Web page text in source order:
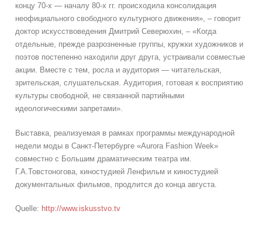
концу 70-х — началу 80-х гг. происходила консолидация
неофициального свободного культурного движения», – говорит
доктор искусствоведения Дмитрий Северюхин, – «Когда
отдельные, прежде разрозненные группы, кружки художников и
поэтов постепенно находили друг друга, устраивали совместые
акции. Вместе с тем, росла и аудитория — читательская,
зрительская, слушательская. Аудитория, готовая к восприятию
культуры свободной, не связанной партийными
идеологическими запретами».
Выставка, реализуемая в рамках программы международной
недели моды в Санкт-Петербурге «Aurora Fashion Week»
совместно с Большим драматическим театра им.
Г.А.Товстоногова, киностудией Ленфильм и киностудией
документальных фильмов, продлится до конца августа.
Quelle: http://www.iskusstvo.tv